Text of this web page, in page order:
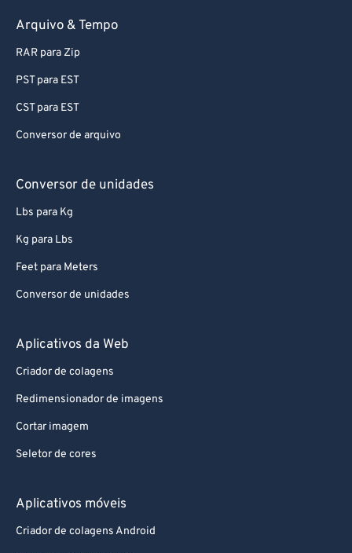
Arquivo & Tempo
RAR para Zip
PST para EST
CST para EST
Conversor de arquivo
Conversor de unidades
Lbs para Kg
Kg para Lbs
Feet para Meters
Conversor de unidades
Aplicativos da Web
Criador de colagens
Redimensionador de imagens
Cortar imagem
Seletor de cores
Aplicativos móveis
Criador de colagens Android